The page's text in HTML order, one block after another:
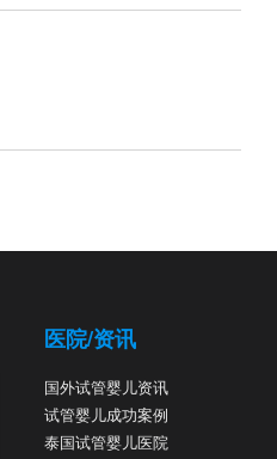
医院/资讯
国外试管婴儿资讯
试管婴儿成功案例
泰国试管婴儿医院